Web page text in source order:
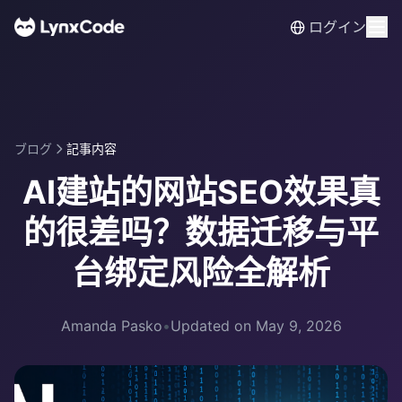
ログイン
ブログ 記事内容
AI建站的网站SEO效果真
的很差吗？数据迁移与平
台绑定风险全解析
Amanda Pasko•Updated on May 9, 2026